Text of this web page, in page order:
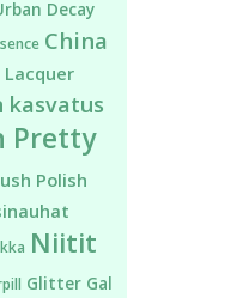
Decay
China
Lacquer
kasvatus
Pretty
Polish
Niitit
Glitter Gal